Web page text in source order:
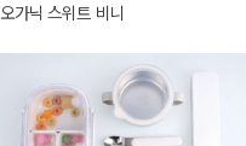
오가닉 스위트 비니